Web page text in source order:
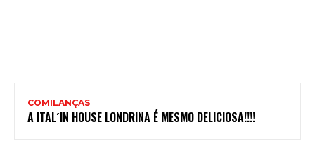
COMILANÇAS
A ITAL´IN HOUSE LONDRINA É MESMO DELICIOSA!!!!